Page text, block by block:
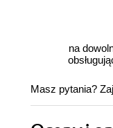
na
Masz pytania?